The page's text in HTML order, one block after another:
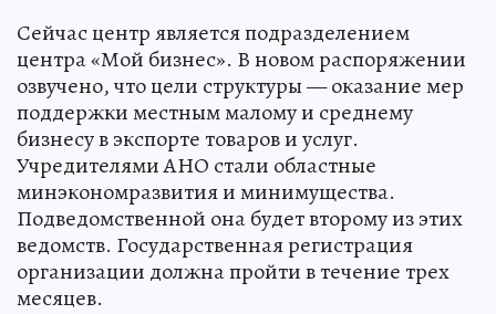
Сейчас центр является подразделением
центра «Мой бизнес». В новом распоряжении
озвучено, что цели структуры — оказание мер
поддержки местным малому и среднему
бизнесу в экспорте товаров и услуг.
Учредителями АНО стали областные
минэкономразвития и минимущества.
Подведомственной она будет второму из этих
ведомств. Государственная регистрация
организации должна пройти в течение трех
месяцев.